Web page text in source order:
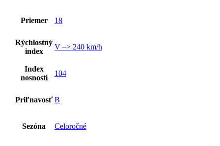
Priemer 18
Rýchlostný
index
V –> 240 km/h
Index
nosnosti
104
Priľnavosť B
Sezóna Celoročné